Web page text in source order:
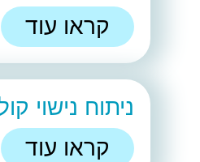
קראו עוד
ניתוח נישוי
קראו עוד